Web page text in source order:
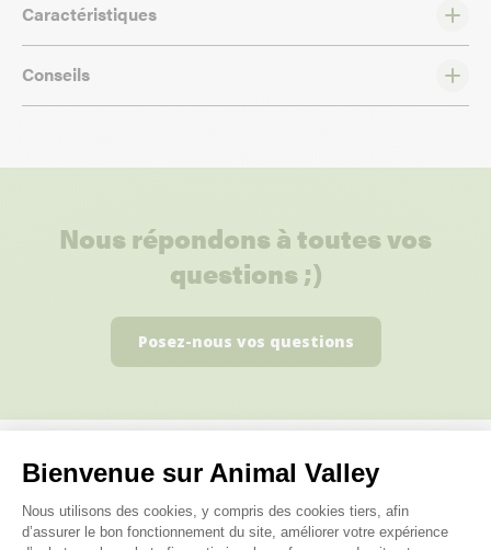
Bienvenue sur Animal Valley
Plateforme de Gestion du
Nous utilisons des cookies, y compris des cookies tiers, afin
d’assurer le bon fonctionnement du site, améliorer votre expérience
Caractéristiques
Conseils
Nous répondons à toutes vos
questions ;)
Posez-nous vos questions
Ces produits peuvent vous
intéresser